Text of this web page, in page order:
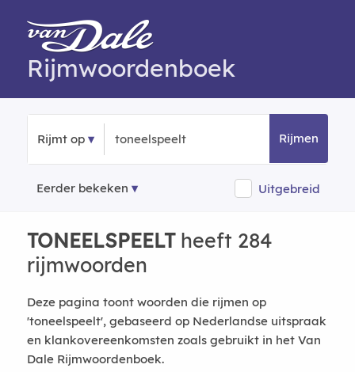
Rijmwoordenboek
Rijmt op Rijmen
Eerder bekeken Uitgebreid
TONEELSPEELTheeft 284
rijmwoorden
Deze pagina toont woorden die rijmen op
'toneelspeelt', gebaseerd op Nederlandse uitspraak
en klankovereenkomsten zoals gebruikt in het Van
Dale Rijmwoordenboek.